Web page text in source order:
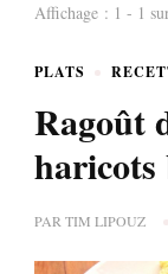
Affichage : 1 - 1
PLATS
Ragoût
PAR TIM LIPOUZ